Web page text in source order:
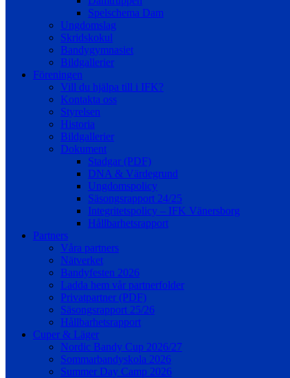
Spelschema Dam
Ungdomslag
Skridskokul
Bandygymnasiet
Bildgallerier
Föreningen
Vill du hjälpa till i IFK?
Kontakta oss
Styrelsen
Historia
Bildgallerier
Dokument
Stadgar (PDF)
DNA & Värdegrund
Ungdomspolicy
Säsongsrapport 24/25
Integritetspolicy – IFK Vänersborg
Hållbarhetsrapport
Partners
Våra partners
Nätverket
Bandyfesten 2026
Ladda hem vår partnerfolder
Privatpartner (PDF)
Säsongsrapport 25/26
Hållbarhetsrapport
Cuper & Läger
Nordic Bandy Cup 2026/27
Sommarbandyskola 2026
Summer Day Camp 2026